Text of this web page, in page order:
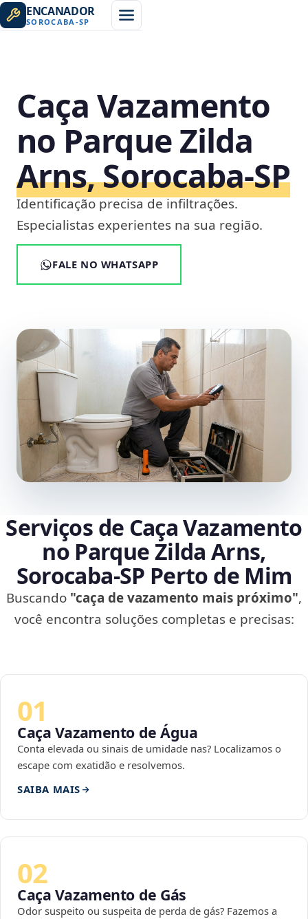
ENCANADOR
SOROCABA -SP
Caça Vazamento
no Parque Zilda
Arns, Sorocaba‑SP
Identificação precisa de infiltrações.
Especialistas experientes na sua região.
FALE NO WHATSAPP
Serviços de Caça Vazamento
no Parque Zilda Arns,
Sorocaba‑SP Perto de Mim
Buscando "caça de vazamento mais próximo",
você encontra soluções completas e precisas:
01
Caça Vazamento de Água
Conta elevada ou sinais de umidade nas? Localizamos o
escape com exatidão e resolvemos.
SAIBA MAIS
02
Caça Vazamento de Gás
Odor suspeito ou suspeita de perda de gás? Fazemos a